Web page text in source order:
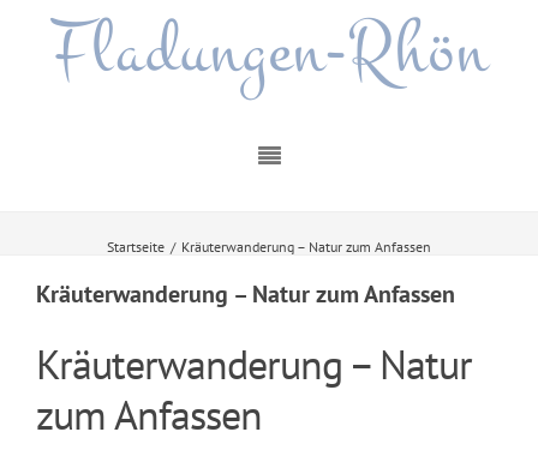
Fladungen-Rhön
Startseite / Kräuterwanderung – Natur zum Anfassen
Kräuterwanderung – Natur zum Anfassen
Kräuterwanderung – Natur
zum Anfassen